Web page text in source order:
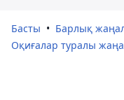
Басты
Барлық
Оқиғалар туралы